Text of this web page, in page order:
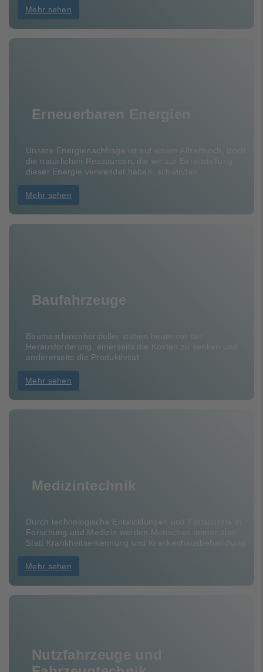
Mehr sehen
Erneuerbaren Energien
Unsere Energienachfrage ist auf einem Allzeithoch, doch
die natürlichen Ressourcen, die wir zur Bereitstellung
dieser Energie verwendet haben, schwinden
Mehr sehen
Baufahrzeuge
Baumaschinenhersteller stehen heute vor der
Herausforderung, einerseits die Kosten zu senken und
andererseits die Produktivität
Mehr sehen
Medizintechnik
Durch technologische Entwicklungen und Fortschritte in
Forschung und Medizin werden Menschen immer älter.
Statt Krankheitserkennung und Krankenhausbehandlung
Mehr sehen
Nutzfahrzeuge und